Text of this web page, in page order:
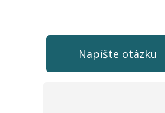
Napíšte otázku